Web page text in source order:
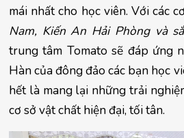
mái nhất cho học viên. Với các
Nam, Kiến An Hải Phòng và
trung tâm Tomato sẽ đáp ứng
Hàn của đông đảo các bạn học
hết là mang lại những trải
cơ sở vật chất hiện đại, tối tân.